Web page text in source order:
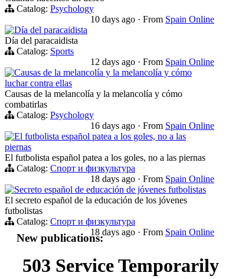
Catalog: Psychology
10 days ago · From Spain Online
Día del paracaidista
Día del paracaidista
Catalog: Sports
12 days ago · From Spain Online
Causas de la melancolía y la melancolía y cómo
luchar contra ellas
Causas de la melancolía y la melancolía y cómo
combatirlas
Catalog: Psychology
16 days ago · From Spain Online
El futbolista español patea a los goles, no a las
piernas
El futbolista español patea a los goles, no a las piernas
Catalog: Спорт и физкультура
18 days ago · From Spain Online
Secreto español de educación de jóvenes futbolistas
El secreto español de la educación de los jóvenes
futbolistas
Catalog: Спорт и физкультура
18 days ago · From Spain Online
New publications:
503 Service Temporarily